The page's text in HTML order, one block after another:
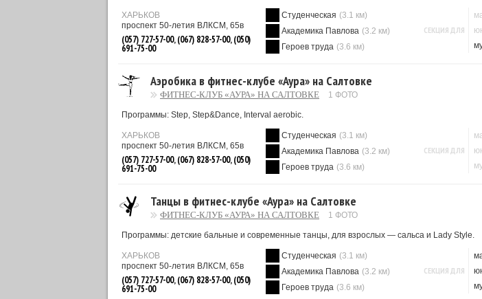
ХАРЬКОВ
проспект 50-летия ВЛКСМ, 65в
(057) 727-57-00, (067) 828-57-00, (050)
691-75-00
Студенческая (3.1 км)
Академика Павлова (3.2 км)
Героев труда (3.6 км)
СЕКЦИЯ ДЛЯ
Аэробика в фитнес-клубе «Аура» на Салтовке
ФИТНЕС-КЛУБ «АУРА» НА САЛТОВКЕ 1 ФОТО
Программы: Step, Step&Dance, Interval aerobic.
ХАРЬКОВ
проспект 50-летия ВЛКСМ, 65в
(057) 727-57-00, (067) 828-57-00, (050)
691-75-00
Студенческая (3.1 км)
Академика Павлова (3.2 км)
Героев труда (3.6 км)
СЕКЦИЯ ДЛЯ
Танцы в фитнес-клубе «Аура» на Салтовке
ФИТНЕС-КЛУБ «АУРА» НА САЛТОВКЕ 1 ФОТО
Программы: детские бальные и современные танцы, для взрослых — сальса и Lady Style.
ХАРЬКОВ
проспект 50-летия ВЛКСМ, 65в
(057) 727-57-00, (067) 828-57-00, (050)
691-75-00
Студенческая (3.1 км)
Академика Павлова (3.2 км)
Героев труда (3.6 км)
СЕКЦИЯ ДЛЯ